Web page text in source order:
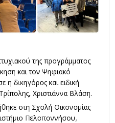
της προγράμματος
και τον Ψηφιακό
η δικηγόρος και ειδική
Χριστιάννα Βλάση.
στη Σχολή Οικονομίας
Πελοποννήσου,